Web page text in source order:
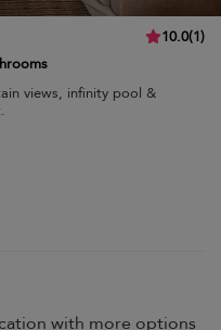
10.0(1)
views, infinity pool &
with more options